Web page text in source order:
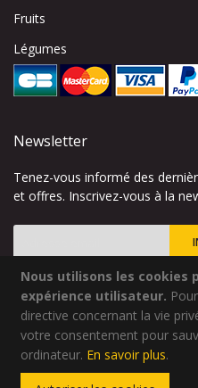
Nous utilisons les cookies
expérience utilisateur.
directive concernant la vie
votre consentement pour
ordinateur. En savoir plus.
Fruits
Légumes
Newsletter
Tenez-vous informé des
et offres. Inscrivez-vous à la
Inscription
notre
lettre
d’information
Site créé parCodsense